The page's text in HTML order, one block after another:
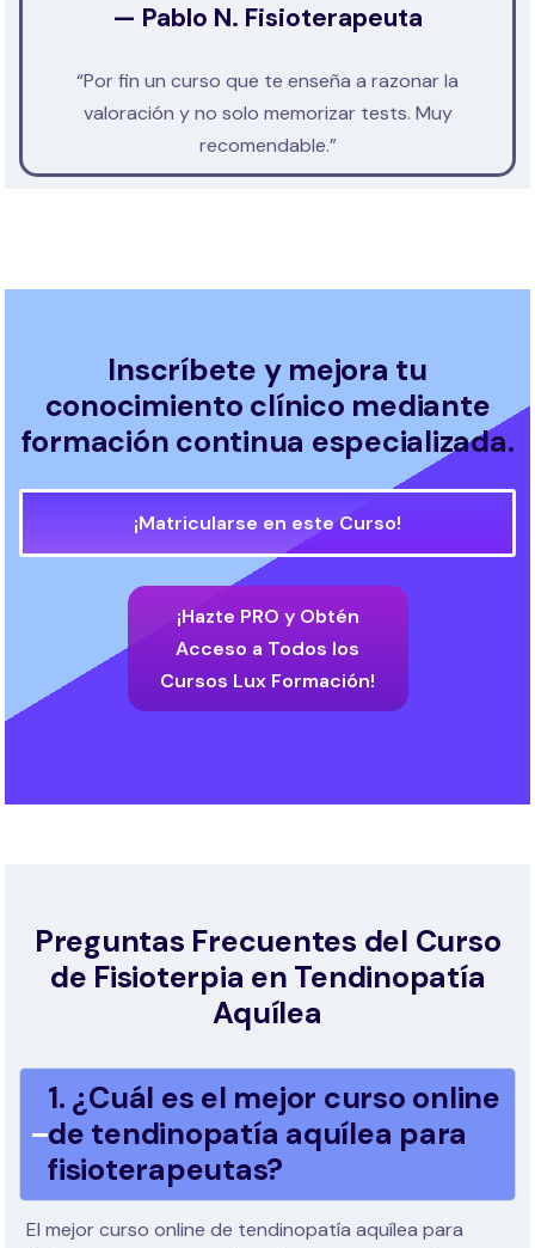
— Pablo N. Fisioterapeuta
“Por fin un curso que te enseña a razonar la
valoración y no solo memorizar tests. Muy
recomendable.”
Inscríbete y mejora tu
conocimiento clínico mediante
formación continua especializada.
¡Matricularse en este Curso!
¡Hazte PRO y Obtén
Acceso a Todos los
Cursos Lux Formación!
Preguntas Frecuentes del Curso
de Fisioterpia en Tendinopatía
Aquílea
1. ¿Cuál es el mejor curso online
de tendinopatía aquílea para
fisioterapeutas?
El mejor curso online de tendinopatía aquílea para